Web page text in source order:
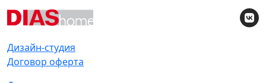
Дизайн-студия
Договор оферта